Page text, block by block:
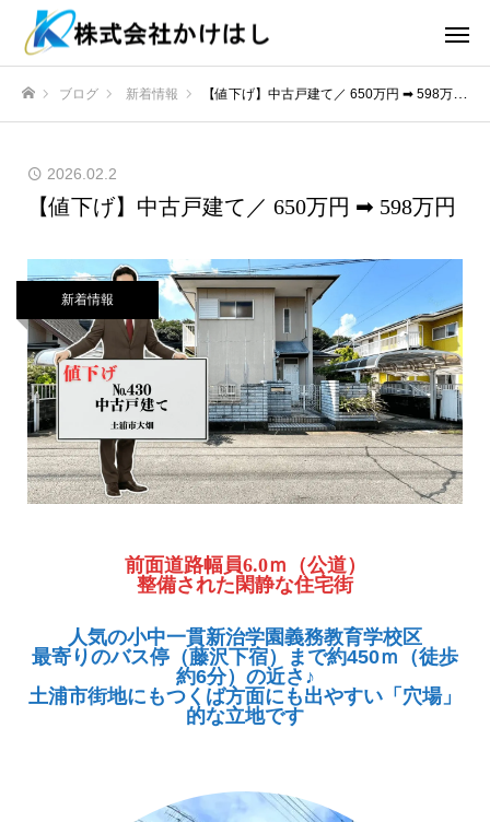
ブログ 新着情報 【値下げ】中古戸建て／ 650万円 ➡ 598万円
2026.02.2
【値下げ】中古戸建て／ 650万円 ➡ 598万円
新着情報
前面道路幅員6.0ｍ（公道）
整備された閑静な住宅街
人気の小中一貫新治学園義務教育学校区
最寄りのバス停（藤沢下宿）まで約450ｍ（徒歩
約6分）の近さ♪
土浦市街地にもつくば方面にも出やすい「穴場」
的な立地です